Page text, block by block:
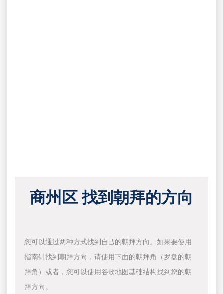
商州区 找到朝拜的方向
您可以通过两种方式找到自己的朝拜方向。如果要使用
指南针找到朝拜方向，请使用下面的朝拜角（罗盘的朝
拜角）或者，您可以使用谷歌地图基础结构找到您的朝
拜方向。